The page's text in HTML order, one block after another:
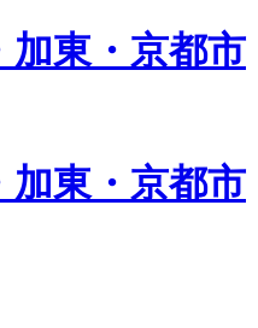
東・京都市
東・京都市